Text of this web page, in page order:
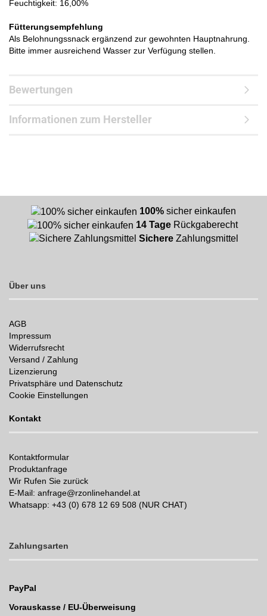
Feuchtigkeit: 16,00%
Fütterungsempfehlung
Als Belohnungssnack ergänzend zur gewohnten Hauptnahrung.
Bitte immer ausreichend Wasser zur Verfügung stellen.​
Bewertungen
Informationen zum Hersteller
100% sicher einkaufen
14 Tage Rückgaberecht
Sichere Zahlungsmittel
Über uns
AGB
Impressum
Widerrufsrecht
Versand / Zahlung
Lizenzierung
Privatsphäre und Datenschutz
Cookie Einstellungen
Kontakt
Kontaktformular
Produktanfrage
Wir Rufen Sie zurück
E-Mail: anfrage@rzonlinehandel.at
Whatsapp: +43 (0) 678 12 69 508 (NUR CHAT)
Zahlungsarten
PayPal
Vorauskasse / EU-Überweisung